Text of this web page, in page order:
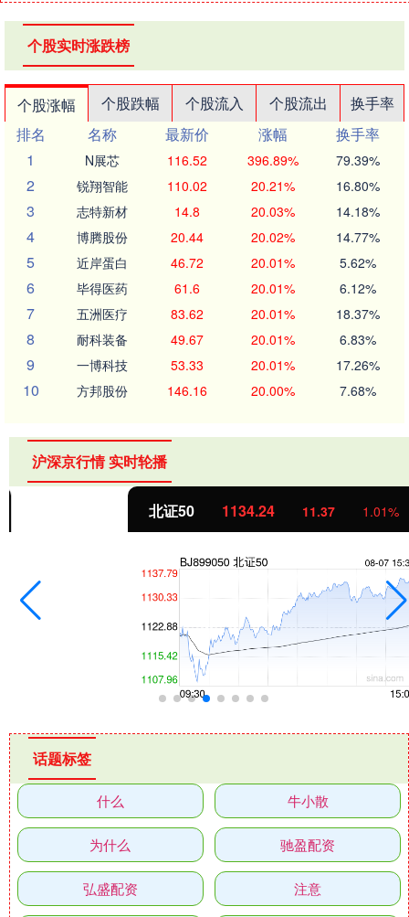
个股实时涨跌榜
个股涨幅 个股跌幅 个股流入 个股流出
换手率
排名
名称 最新价 涨幅
换手率
1
N展芯 116.52 396.89% 79.39%
2 锐翔智能 110.02 20.21% 16.80%
3 志特新材 14.8 20.03% 14.18%
4 博腾股份 20.44 20.02% 14.77%
5 近岸蛋白 46.72 20.01% 5.62%
6 毕得医药 61.6 20.01% 6.12%
7 五洲医疗 83.62 20.01% 18.37%
8 耐科装备 49.67 20.01% 6.83%
9 一博科技 53.33 20.01% 17.26%
10 方邦股份 146.16 20.00% 7.68%
沪深京行情 实时轮播
1134.24 11.37 1.01%
话题标签
什么 牛小散
为什么 驰盈配资
弘盛配资 注意